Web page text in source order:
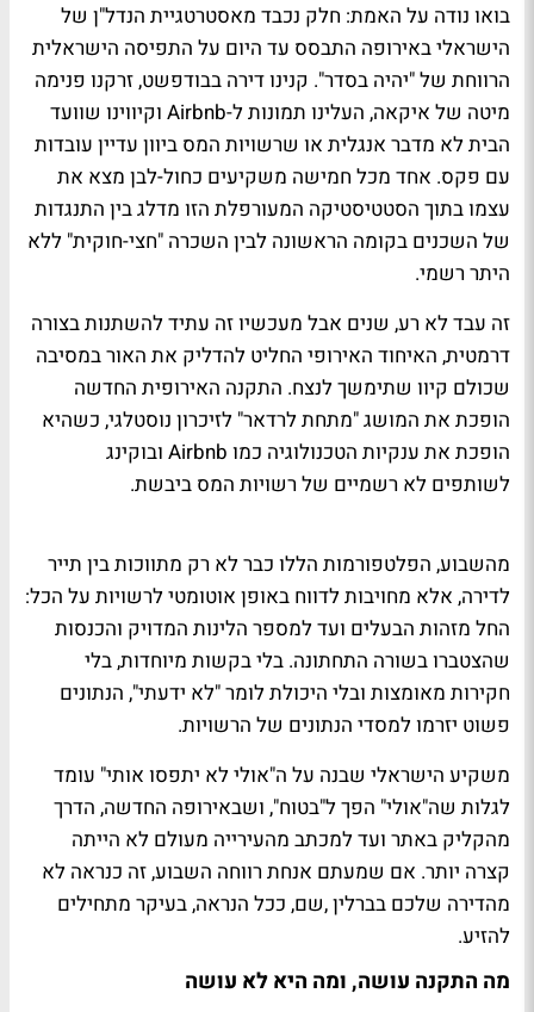
בואו נודה על האמת: חלק נכבד מאסטרטגיית הנדל"ן של
הישראלי באירופה התבסס עד היום על התפיסה הישראלית
הרווחת של "יהיה בסדר". קנינו דירה בבודפשט, זרקנו פנימה
מיטה של איקאה, העלינו תמונות ל-Airbnb וקיווינו שוועד
הבית לא מדבר אנגלית או שרשויות המס ביוון עדיין עובדות
עם פקס. אחד מכל חמישה משקיעים כחול-לבן מצא את
עצמו בתוך הסטטיסטיקה המעורפלת הזו מדלג בין התנגדות
של השכנים בקומה הראשונה לבין השכרה "חצי-חוקית" ללא
היתר רשמי.
זה עבד לא רע, שנים אבל מעכשיו זה עתיד להשתנות בצורה
דרמטית, האיחוד האירופי החליט להדליק את האור במסיבה
שכולם קיוו שתימשך לנצח. התקנה האירופית החדשה
הופכת את המושג "מתחת לרדאר" לזיכרון נוסטלגי, כשהיא
הופכת את ענקיות הטכנולוגיה כמו Airbnb ובוקינג
לשותפים לא רשמיים של רשויות המס ביבשת.
מהשבוע, הפלטפורמות הללו כבר לא רק מתווכות בין תייר
לדירה, אלא מחויבות לדווח באופן אוטומטי לרשויות על הכל:
החל מזהות הבעלים ועד למספר הלינות המדויק והכנסות
שהצטברו בשורה התחתונה. בלי בקשות מיוחדות, בלי
חקירות מאומצות ובלי היכולת לומר "לא ידעתי", הנתונים
פשוט יזרמו למסדי הנתונים של הרשויות.
משקיע הישראלי שבנה על ה"אולי לא יתפסו אותי" עומד
לגלות שה"אולי" הפך ל"בטוח", ושבאירופה החדשה, הדרך
מהקליק באתר ועד למכתב מהעירייה מעולם לא הייתה
קצרה יותר. אם שמעתם אנחת רווחה השבוע, זה כנראה לא
מהדירה שלכם בברלין ,שם, ככל הנראה, בעיקר מתחילים
להזיע.
מה התקנה עושה, ומה היא לא עושה